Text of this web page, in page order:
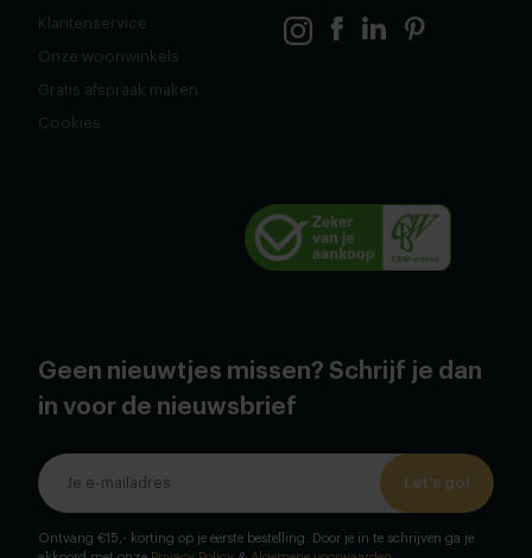
Klantenservice
Onze woonwinkels
Gratis afspraak maken
Cookies
Geen nieuwtjes missen? Schrijf je dan
in voor de nieuwsbrief
Let's go!
Ontvang €15,- korting op je eerste bestelling. Door je in te schrijven ga je